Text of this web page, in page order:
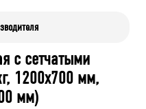
с сетчатыми
1200x700 мм,
мм)